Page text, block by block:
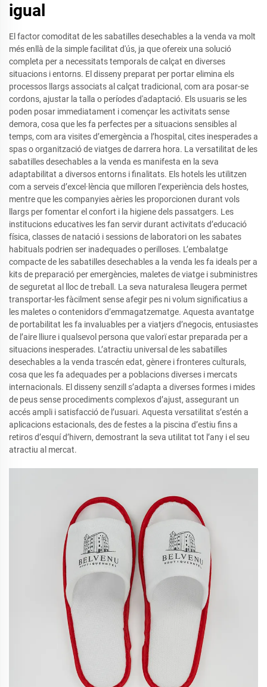
igual
El factor comoditat de les sabatilles desechables a la venda va molt
més enllà de la simple facilitat d'ús, ja que ofereix una solució
completa per a necessitats temporals de calçat en diverses
situacions i entorns. El disseny preparat per portar elimina els
processos llargs associats al calçat tradicional, com ara posar-se
cordons, ajustar la talla o períodes d'adaptació. Els usuaris se les
poden posar immediatament i començar les activitats sense
demora, cosa que les fa perfectes per a situacions sensibles al
temps, com ara visites d’emergència a l’hospital, cites inesperades a
spas o organització de viatges de darrera hora. La versatilitat de les
sabatilles desechables a la venda es manifesta en la seva
adaptabilitat a diversos entorns i finalitats. Els hotels les utilitzen
com a serveis d’excel·lència que milloren l’experiència dels hostes,
mentre que les companyies aèries les proporcionen durant vols
llargs per fomentar el confort i la higiene dels passatgers. Les
institucions educatives les fan servir durant activitats d’educació
física, classes de natació i sessions de laboratori on les sabates
habituals podrien ser inadequades o perilloses. L’embalatge
compacte de les sabatilles desechables a la venda les fa ideals per a
kits de preparació per emergències, maletes de viatge i subministres
de seguretat al lloc de treball. La seva naturalesa lleugera permet
transportar-les fàcilment sense afegir pes ni volum significatius a
les maletes o contenidors d’emmagatzematge. Aquesta avantatge
de portabilitat les fa invaluables per a viatjers d’negocis, entusiastes
de l’aire lliure i qualsevol persona que valorï estar preparada per a
situacions inesperades. L’atractiu universal de les sabatilles
desechables a la venda trascén edat, gènere i fronteres culturals,
cosa que les fa adequades per a poblacions diverses i mercats
internacionals. El disseny senzill s’adapta a diverses formes i mides
de peus sense procediments complexos d’ajust, assegurant un
accés ampli i satisfacció de l’usuari. Aquesta versatilitat s’estén a
aplicacions estacionals, des de festes a la piscina d’estiu fins a
retiros d’esquí d’hivern, demostrant la seva utilitat tot l’any i el seu
atractiu al mercat.